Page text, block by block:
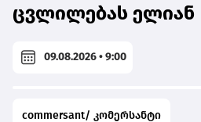
ცვლილებას ელიან
09.08.2026 • 9:00
commersant/ კომერსანტი